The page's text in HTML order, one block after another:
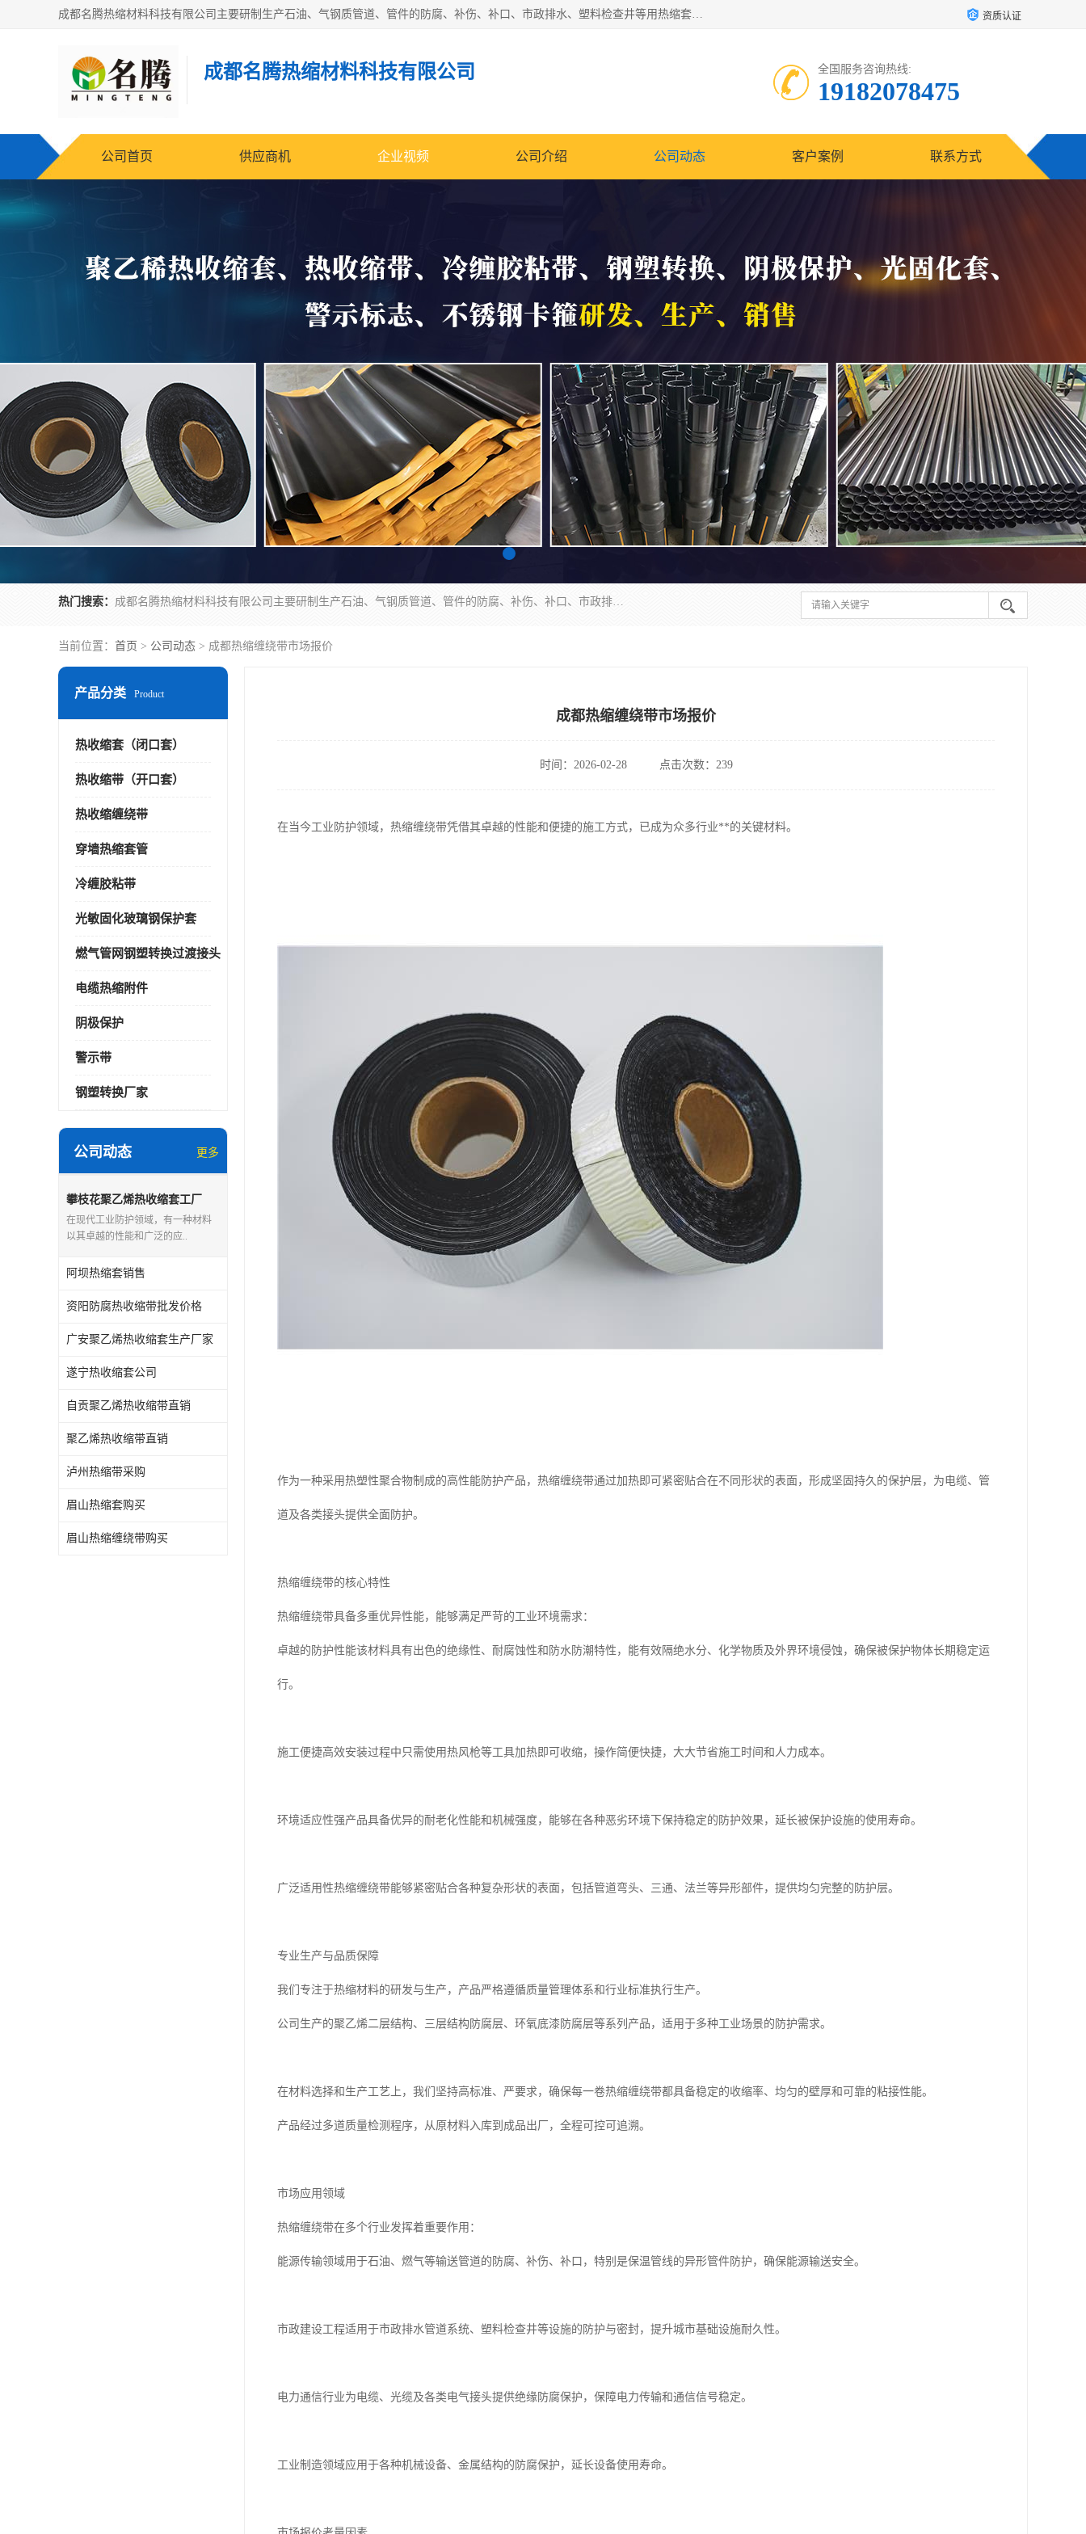
成都名腾热缩材料科技有限公司​主要研制生产石油、气钢质管道、管件的防腐、补伤、补口、市政排水、塑料检查井等用热缩套及市政排水管道不锈钢卡箍。产品包含：不锈钢卡箍、钢塑转换、光固化套、聚乙烯热收缩带、聚乙烯热收缩套、冷缠胶粘带、热收缩套、热收缩带、热收缩缠绕带、防腐热收缩带、热缩缠绕带、热缩套、热缩带等。 资质认证
成都名腾热缩材料科技有限公司 全国服务咨询热线:
19182078475
公司首页 供应商机 企业视频 公司介绍 公司动态 客户案例 联系方式
热门搜索： 成都名腾热缩材料科技有限公司​主要研制生产石油、气钢质管道、管件的防腐、补伤、补口、市政排水、塑料检查井等用热缩套及市政排水管道不锈钢卡箍。产品包含：不锈钢卡箍、钢塑转换、光固化套、聚乙烯热收缩带、聚乙烯热收缩套、冷缠胶粘带、热收缩套、热收缩带、热收缩缠绕带、防腐热收缩带、热缩缠绕带、热缩套、热缩带等。
当前位置： 首页 > 公司动态 > 成都热缩缠绕带市场报价
产品分类 Product
热收缩套（闭口套）
热收缩带（开口套）
热收缩缠绕带
穿墙热缩套管
冷缠胶粘带
光敏固化玻璃钢保护套
燃气管网钢塑转换过渡接头
电缆热缩附件
阴极保护
警示带
钢塑转换厂家
公司动态 更多
攀枝花聚乙烯热收缩套工厂
在现代工业防护领域，有一种材料
以其卓越的性能和广泛的应..
阿坝热缩套销售
资阳防腐热收缩带批发价格
广安聚乙烯热收缩套生产厂家
遂宁热收缩套公司
自贡聚乙烯热收缩带直销
聚乙烯热收缩带直销
泸州热缩带采购
眉山热缩套购买
眉山热缩缠绕带购买
成都热缩缠绕带市场报价
时间：2026-02-28 点击次数：239
在当今工业防护领域，热缩缠绕带凭借其卓越的性能和便捷的施工方式，已成为众多行业**的关键材料。
作为一种采用热塑性聚合物制成的高性能防护产品，热缩缠绕带通过加热即可紧密贴合在不同形状的表面，形成坚固持久的保护层，为电缆、管
道及各类接头提供全面防护。
热缩缠绕带的核心特性
热缩缠绕带具备多重优异性能，能够满足严苛的工业环境需求：
卓越的防护性能该材料具有出色的绝缘性、耐腐蚀性和防水防潮特性，能有效隔绝水分、化学物质及外界环境侵蚀，确保被保护物体长期稳定运
行。
施工便捷高效安装过程中只需使用热风枪等工具加热即可收缩，操作简便快捷，大大节省施工时间和人力成本。
环境适应性强产品具备优异的耐老化性能和机械强度，能够在各种恶劣环境下保持稳定的防护效果，延长被保护设施的使用寿命。
广泛适用性热缩缠绕带能够紧密贴合各种复杂形状的表面，包括管道弯头、三通、法兰等异形部件，提供均匀完整的防护层。
专业生产与品质保障
我们专注于热缩材料的研发与生产，产品严格遵循质量管理体系和行业标准执行生产。
公司生产的聚乙烯二层结构、三层结构防腐层、环氧底漆防腐层等系列产品，适用于多种工业场景的防护需求。
在材料选择和生产工艺上，我们坚持高标准、严要求，确保每一卷热缩缠绕带都具备稳定的收缩率、均匀的壁厚和可靠的粘接性能。
产品经过多道质量检测程序，从原材料入库到成品出厂，全程可控可追溯。
市场应用领域
热缩缠绕带在多个行业发挥着重要作用：
能源传输领域用于石油、燃气等输送管道的防腐、补伤、补口，特别是保温管线的异形管件防护，确保能源输送安全。
市政建设工程适用于市政排水管道系统、塑料检查井等设施的防护与密封，提升城市基础设施耐久性。
电力通信行业为电缆、光缆及各类电气接头提供绝缘防腐保护，保障电力传输和通信信号稳定。
工业制造领域应用于各种机械设备、金属结构的防腐保护，延长设备使用寿命。